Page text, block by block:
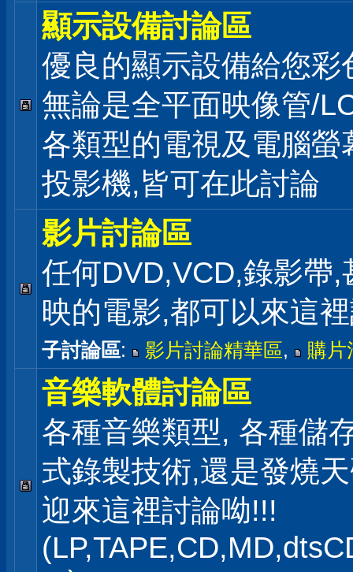
顯示設備討論區
優良的顯示設備給您彩
無論是全平面映像管/
各類型的電視及電腦螢
投影機,皆可在此討論
影片討論區
任何DVD,VCD,錄影帶,
映的電影,都可以來這
子討論區: 影片討論精華區, 購片
音樂軟體討論區
各種音樂類型, 各種儲
式錄製技術,還是發燒
迎來這裡討論呦!!!